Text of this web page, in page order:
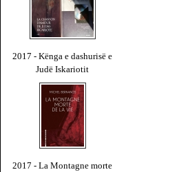
2017 - Kënga e dashurisë e
Judë Iskariotit
2017 - La Montagne morte